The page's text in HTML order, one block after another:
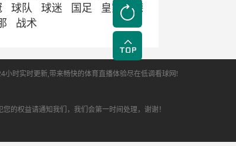
球队 球迷 国足
皇家马德
战术
时实时更新,带来畅快的体育直播体验尽在低调看球网!
的权益请通知我们，我们会第一时间处理，谢谢！